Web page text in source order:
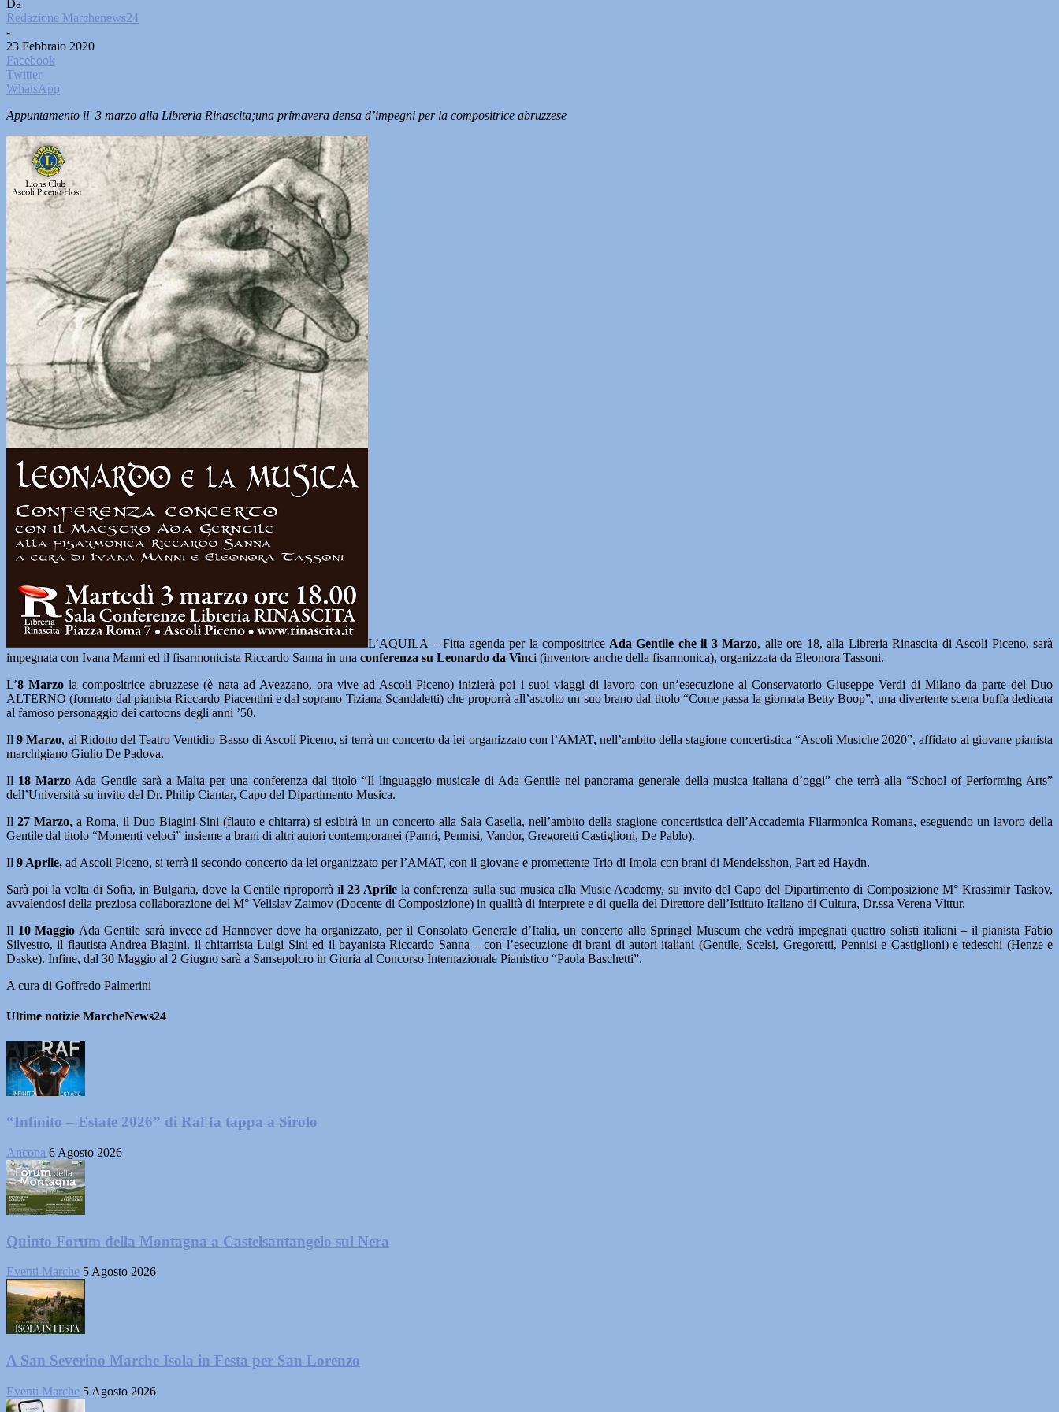
Da
Redazione Marchenews24
-
23 Febbraio 2020
Facebook
Twitter
WhatsApp
Appuntamento il 3 marzo alla Libreria Rinascita;una primavera densa d’impegni per la compositrice abruzzese
L’AQUILA – Fitta agenda per la compositrice Ada Gentile che il 3 Marzo, alle ore 18, alla Libreria Rinascita di Ascoli Piceno, sarà
impegnata con Ivana Manni ed il fisarmonicista Riccardo Sanna in una conferenza su Leonardo da Vinci (inventore anche della fisarmonica), organizzata da Eleonora Tassoni.
L’8 Marzo la compositrice abruzzese (è nata ad Avezzano, ora vive ad Ascoli Piceno) inizierà poi i suoi viaggi di lavoro con un’esecuzione al Conservatorio Giuseppe Verdi di Milano da parte del Duo
ALTERNO (formato dal pianista Riccardo Piacentini e dal soprano Tiziana Scandaletti) che proporrà all’ascolto un suo brano dal titolo “Come passa la giornata Betty Boop”, una divertente scena buffa dedicata
al famoso personaggio dei cartoons degli anni ’50.
Il9 Marzo, al Ridotto del Teatro Ventidio Basso di Ascoli Piceno, si terrà un concerto da lei organizzato con l’AMAT, nell’ambito della stagione concertistica “Ascoli Musiche 2020”, affidato al giovane pianista
marchigiano Giulio De Padova.
Il 18 Marzo Ada Gentile sarà a Malta per una conferenza dal titolo “Il linguaggio musicale di Ada Gentile nel panorama generale della musica italiana d’oggi” che terrà alla “School of Performing Arts”
dell’Università su invito del Dr. Philip Ciantar, Capo del Dipartimento Musica.
Il27 Marzo, a Roma, il Duo Biagini-Sini (flauto e chitarra) si esibirà in un concerto alla Sala Casella, nell’ambito della stagione concertistica dell’Accademia Filarmonica Romana, eseguendo un lavoro della
Gentile dal titolo “Momenti veloci” insieme a brani di altri autori contemporanei (Panni, Pennisi, Vandor, Gregoretti Castiglioni, De Pablo).
Il 9 Aprile, ad Ascoli Piceno, si terrà il secondo concerto da lei organizzato per l’AMAT, con il giovane e promettente Trio di Imola con brani di Mendelsshon, Part ed Haydn.
Sarà poi la volta di Sofia, in Bulgaria, dove la Gentile riproporrà il 23 Aprile la conferenza sulla sua musica alla Music Academy, su invito del Capo del Dipartimento di Composizione M° Krassimir Taskov,
avvalendosi della preziosa collaborazione del M° Velislav Zaimov (Docente di Composizione) in qualità di interprete e di quella del Direttore dell’Istituto Italiano di Cultura, Dr.ssa Verena Vittur.
Il 10 Maggio Ada Gentile sarà invece ad Hannover dove ha organizzato, per il Consolato Generale d’Italia, un concerto allo Springel Museum che vedrà impegnati quattro solisti italiani – il pianista Fabio
Silvestro, il flautista Andrea Biagini, il chitarrista Luigi Sini ed il bayanista Riccardo Sanna – con l’esecuzione di brani di autori italiani (Gentile, Scelsi, Gregoretti, Pennisi e Castiglioni) e tedeschi (Henze e
Daske). Infine, dal 30 Maggio al 2 Giugno sarà a Sansepolcro in Giuria al Concorso Internazionale Pianistico “Paola Baschetti”.
A cura di Goffredo Palmerini
Ultime notizie MarcheNews24
“Infinito – Estate 2026” di Raf fa tappa a Sirolo
Ancona 6 Agosto 2026
Quinto Forum della Montagna a Castelsantangelo sul Nera
Eventi Marche 5 Agosto 2026
A San Severino Marche Isola in Festa per San Lorenzo
Eventi Marche 5 Agosto 2026